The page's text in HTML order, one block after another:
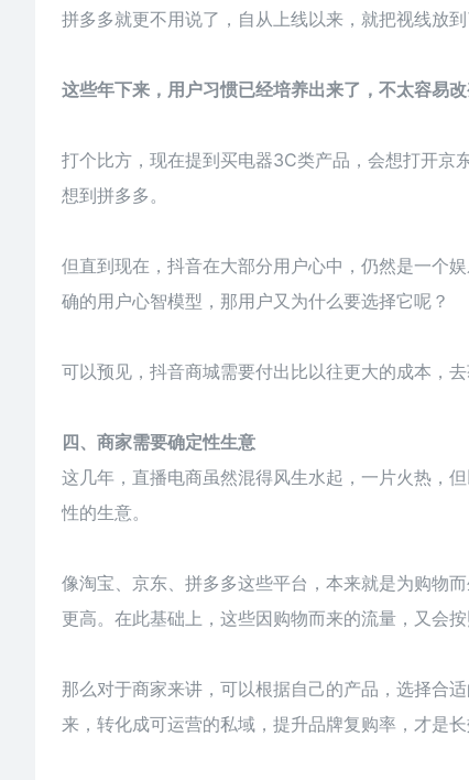
拼多多就更不用说了，自从上线以来，就把视线放
这些年下来，用户习惯已经培养出来了，不太容易改
打个比方，现在提到买电器3C类产品，会想打开京
想到拼多多。
但直到现在，抖音在大部分用户心中，仍然是一个
确的用户心智模型，那用户又为什么要选择它呢？
可以预见，抖音商城需要付出比以往更大的成本，
四、商家需要确定性生意
这几年，直播电商虽然混得风生水起，一片火热，
性的生意。
像淘宝、京东、拼多多这些平台，本来就是为购物
更高。在此基础上，这些因购物而来的流量，又会
那么对于商家来讲，可以根据自己的产品，选择合
来，转化成可运营的私域，提升品牌复购率，才是长